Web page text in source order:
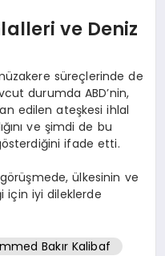
ve Deniz
süreçlerinde de
durumda ABD’nin,
edilen ateşkesi ihlal
ve şimdi de bu
ifade etti.
ülkesinin ve
için iyi dileklerde
Bakır Kalibaf